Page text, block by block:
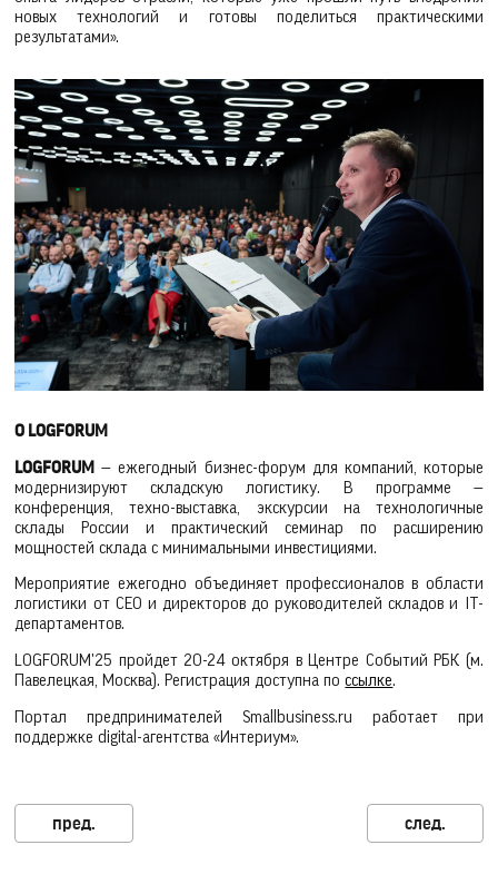
новых технологий и готовы поделиться практическими
результатами».
О LOGFORUM
LOGFORUM — ежегодный бизнес-форум для компаний, которые
модернизируют складскую логистику. В программе —
конференция, техно-выставка, экскурсии на технологичные
склады России и практический семинар по расширению
мощностей склада с минимальными инвестициями.
Мероприятие ежегодно объединяет профессионалов в области
логистики от CEO и директоров до руководителей складов и IT-
департаментов.
LOGFORUM'25 пройдет 20-24 октября в Центре Событий РБК (м.
Павелецкая, Москва). Регистрация доступна поссылке.
Портал предпринимателей Smallbusiness.ru работает при
поддержке digital-агентства «Интериум».